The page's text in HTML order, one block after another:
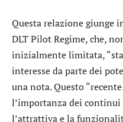
Questa relazione giunge
DLT Pilot Regime, che,
inizialmente limitata,
interesse da parte dei
una nota. Questo
l’importanza dei
l’attrattiva e la